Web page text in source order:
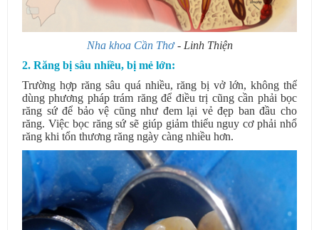
Nha khoa Cần Thơ- Linh Thiện
2. Răng bị sâu nhiều, bị mẻ lớn:
Trường hợp răng sâu quá nhiều, răng bị vở lớn, không thể
dùng phương pháp trám răng để điều trị cũng cần phải bọc
răng sứ để bảo vệ cũng như đem lại vẻ đẹp ban đầu cho
răng. Việc bọc răng sứ sẽ giúp giảm thiểu nguy cơ phải nhổ
răng khi tổn thương răng ngày càng nhiều hơn.